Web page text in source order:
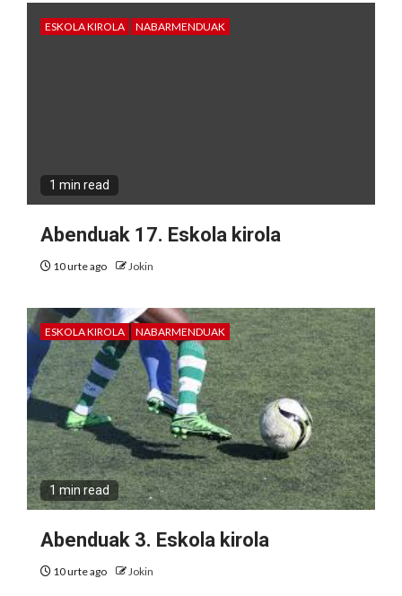
ESKOLA KIROLA NABARMENDUAK
1 min read
Abenduak 17. Eskola kirola
10 urte ago Jokin
ESKOLA KIROLA NABARMENDUAK
1 min read
Abenduak 3. Eskola kirola
10 urte ago Jokin